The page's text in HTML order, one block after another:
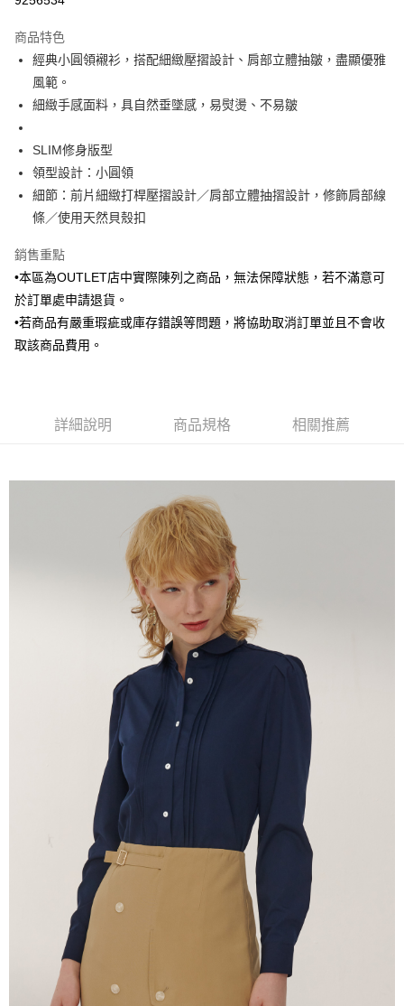
合作金庫商業銀行
華南商業銀行
彰化商業銀行
上海商業儲蓄銀行
國泰世華商業銀行
兆豐國際商業銀行
匯豐（台灣）商業銀行
聯邦商業銀行
元大商業銀行
玉山商業銀行
星展（台灣）商業銀行
台新國際商業銀行
6 期 0 利率 每期
華南商業銀行
上海商業儲蓄銀行
台北富邦商業銀行
臺灣中小企業銀行
匯豐（台灣）商業銀行
聯邦商業銀行
遠東國際商業銀行
元大商業銀行
永豐商業銀行
玉山商業銀行
台灣樂天信用卡公司
LINE Pay
Apple Pay
街口支付
悠遊付
Google Pay
AFTEE先享後付
相關說明
【關於「AFTEE先享後付」】
AFTEE先享後付是「在收到商品之後才付款」的支付方式。 讓您購物簡單
便利好安心！
【「AFTEE先享後付」結帳流程】
２．訂單成立數日內，您將收到繳費通知簡訊。
３．收到繳費通知簡訊後14天內，點擊此簡訊中的連結，可透過四大超商／
ATM／網路銀行／等多元方式進行付款，方視為交易完成。
※ 請注意：結帳手續完成當下不需立刻繳費，但若您需要取消訂單，請聯絡
購買商品的店家。未經商家同意取消之訂單仍視為有效，需透過AFTEE先享
※ 交易是否成功請以「AFTEE先享後付 」之結帳頁面顯示為準，若有關於
是否繳費成功／繳費後需取消欲退款等相關疑問，請聯繫「AFTEE先享後付
https://netprotections.freshdesk.com/support/home
１．透過由恩沛科技股份有限公司提供之「AFTEE先享後付」服務完成之交
易，需依本服務之必要範圍內提供個人資料，並將交易相關給付款項請求債
權轉讓予恩沛科技股份有限公司。
２．關於個人資料處理事宜，請瀏覽以下網址：
https://aftee.tw/terms/#terms3
３．未成年的使用者請事先徵得法定代理人或監護人之同意方可使用
「AFTEE先享後付」，若未經同意申辦者引起之損失，本公司不負相關責
４．使用「AFTEE先享後付」時，將依據個別帳號之用戶狀況，依本公司即
時審查核予不同之上限額度；若仍有額度不足之情形，本公司將視審查結果
請求用戶進行身份認證。
５．嚴禁一人註冊多個帳號或使用他人資訊註冊。若發現惡意使用之情形，
恩沛科技股份有限公司將有權停止該用戶之使用額度並採取法律行動。
每筆NT$120，滿NT$3,000(含以上)免運費
商品特色
經典小圓領襯衫，搭配細緻壓摺設計、肩部立體抽皺，盡顯優雅
風範。
細緻手感面料，具自然垂墜感，易熨燙、不易皺
SLIM修身版型
領型設計：小圓領
細節：前片細緻打桿壓摺設計／肩部立體抽摺設計，修飾肩部線
條／使用天然貝殼扣
銷售重點
•本區為OUTLET店中實際陳列之商品，無法保障狀態，若不滿意可
於訂單處申請退貨。
•若商品有嚴重瑕疵或庫存錯誤等問題，將協助取消訂單並且不會收
取該商品費用。
詳細說明 商品規格 相關推薦